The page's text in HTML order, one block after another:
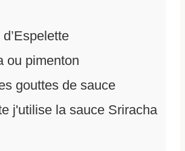
ou pimenton
gouttes de sauce
j'utilise la sauce Sriracha